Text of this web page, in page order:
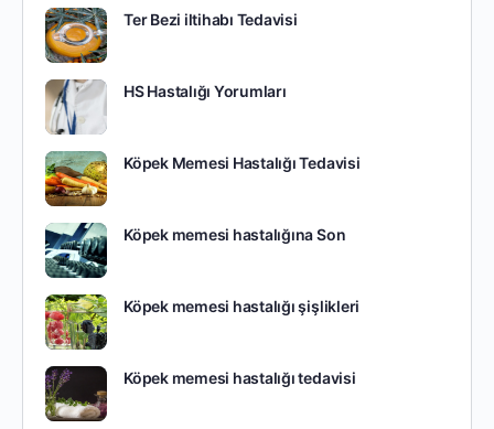
Ter Bezi iltihabı Tedavisi
HS Hastalığı Yorumları
Köpek Memesi Hastalığı Tedavisi
Köpek memesi hastalığına Son
Köpek memesi hastalığı şişlikleri
Köpek memesi hastalığı tedavisi